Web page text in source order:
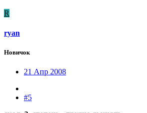
R
ryan
Новичок
21 Апр 2008
#5